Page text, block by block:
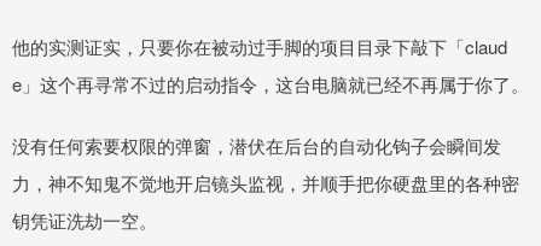
他的实测证实，只要你在被动过手脚的项目目录下敲下「claud
e」这个再寻常不过的启动指令，这台电脑就已经不再属于你了。
没有任何索要权限的弹窗，潜伏在后台的自动化钩子会瞬间发
力，神不知鬼不觉地开启镜头监视，并顺手把你硬盘里的各种密
钥凭证洗劫一空。